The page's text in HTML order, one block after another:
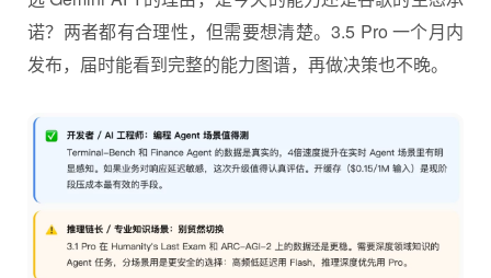
诺？两者都有合理性，但需要想清楚。3.5 Pro 一个月内
发布，届时能看到完整的能力图谱，再做决策也不晚。